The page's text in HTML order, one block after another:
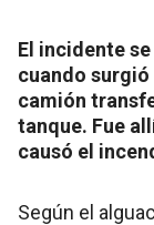
El incidente
cuando
camión
tanque. Fue
causó el
Según el